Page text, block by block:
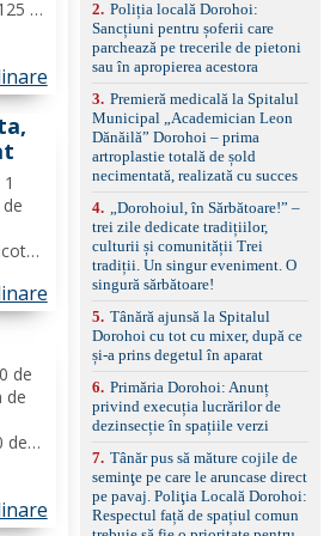
g
de
de
de
reglaj lombar electric
pentru șofer și pasager
Volan multifuncțional
îmbrăcat în piele, cu
treptelor Adaptive cruise
control, asistent
schimbare bandă și
menținere bandă Faruri
bi-xenon adaptive cu
funcție Cornering,
asistent fază lungă
automată , lumini de zi
LED, proiectoare ceață
LED, spălătoare faruri
față/spate, cameră
marșarier Keyless entry
& start, geamuri electrice
electrice, încălzite și
rabatabile Sistem hands-
free, Bluetooth, USB
Sistem start/stop, frână
de parcare electrică,
anvelope vară runflat
Control presiune pneuri,
filtru de particule,
2. Poliția locală Dorohoi:
Sancțiuni pentru șoferii care
parchează pe trecerile de pietoni
sau în apropierea acestora
3. Premieră medicală la Spitalul
Municipal „Academician Leon
Dănăilă” Dorohoi – prima
artroplastie totală de șold
necimentată, realizată cu succes
4.
„Dorohoiul, în Sărbătoare!” –
trei zile dedicate tradițiilor,
culturii și comunității Trei
tradiții. Un singur eveniment. O
singură sărbătoare!
5. Tânără ajunsă la Spitalul
Dorohoi cu tot cu mixer, după ce
și-a prins degetul în aparat
6. Primăria Dorohoi: Anunț
privind execuția lucrărilor de
dezinsecție în spațiile verzi
7. Tânăr pus să măture cojile de
seminţe pe care le aruncase direct
pe pavaj. Poliţia Locală Dorohoi:
Respectul față de spațiul comun